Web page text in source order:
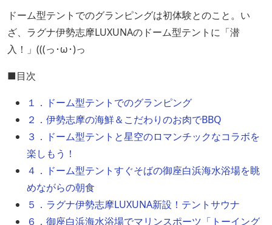
ドーム型テントでのグランピングは初体験とのこと。い
ざ、ラグナ伊勢志摩LUXUNAのドーム型テントに「潜
入！」(((っ･ω･)っ
■目次
１．ドーム型テントでのグランピング
２．伊勢志摩の海鮮＆こだわりのお肉でBBQ
３．ドーム型テントと星空のロマンチックなコラボを
楽しもう！
４．ドーム型テントすぐそばの御座白浜海水浴場を眺
めながらの朝食
５．ラグナ伊勢志摩LUXUNA新設！テントサウナ
６．御座白浜海水浴場でマリンスポーツ「トーイング